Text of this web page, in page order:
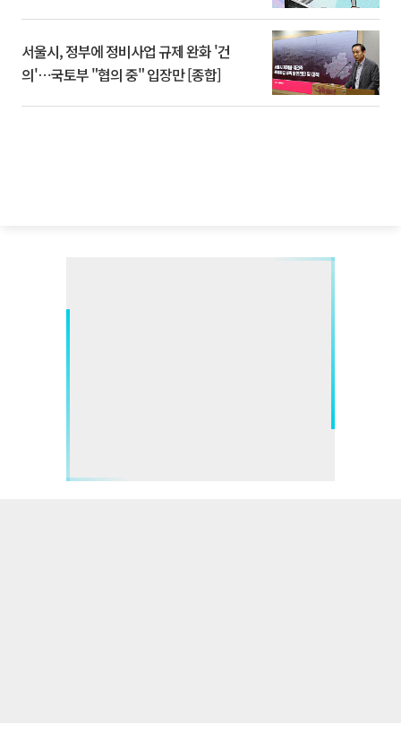
서울시, 정부에 정비사업 규제 완화 '건
의'⋯국토부 "협의 중" 입장만 [종합]